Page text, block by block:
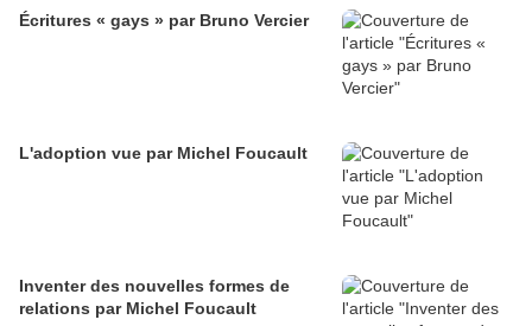
Écritures « gays » par Bruno Vercier
L'adoption vue par Michel Foucault
Inventer des nouvelles formes de
relations par Michel Foucault